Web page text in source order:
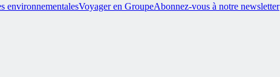
environnementalesVoyager en GroupeAbonnez-vous à notre newsletter